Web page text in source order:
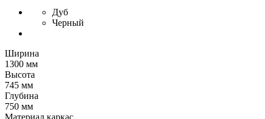
Дуб
Черный
Ширина
1300 мм
Высота
745 мм
Глубина
750 мм
Материал каркас